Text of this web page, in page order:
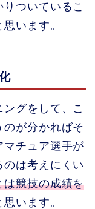
ついているこ
います。
グをして、こ
が分かればそ
チュア選手が
は考えにくい
は競技の成績を
います。